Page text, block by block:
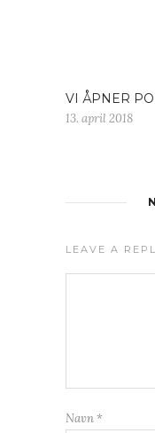
VI ÅPNER
13. april 2018
LEAVE A
Navn *